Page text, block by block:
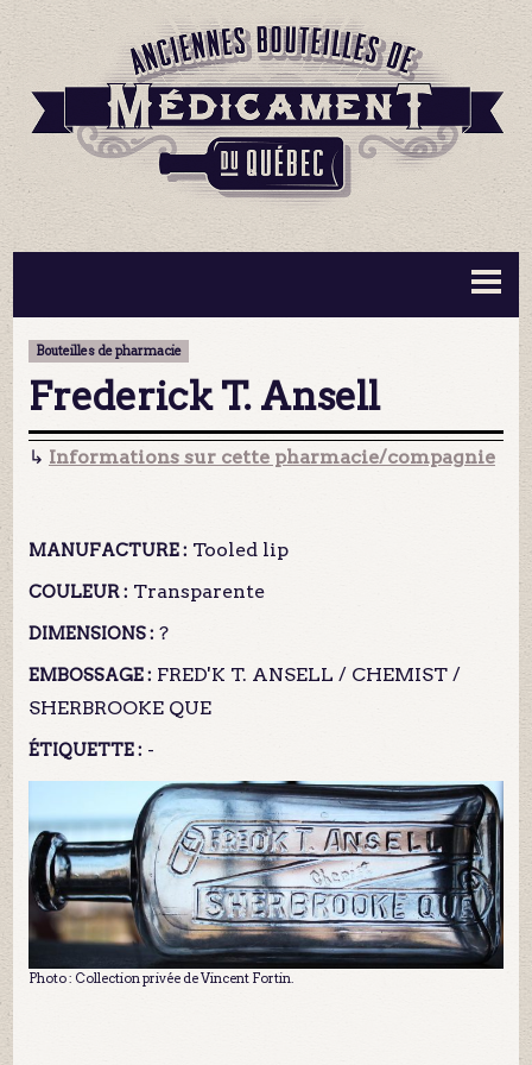
BOUTEILLES ▼
MA COLLECTION
CONTACT
Bouteilles de pharmacie
Frederick T. Ansell
↳ Informations sur cette pharmacie/compagnie
MANUFACTURE : Tooled lip
COULEUR : Transparente
DIMENSIONS : ?
EMBOSSAGE : FRED'K T. ANSELL / CHEMIST /
SHERBROOKE QUE
ÉTIQUETTE : -
Photo : Collection privée de Vincent Fortin.